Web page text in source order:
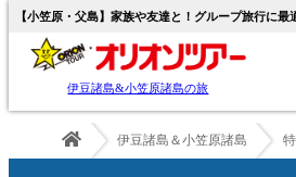
【小笠原・父島】家族や友達と！グループ旅行に
伊豆諸島&小笠原諸島の旅
伊豆諸島＆小笠原諸島